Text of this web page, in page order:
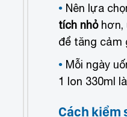
Nên lựa
tích nhỏhơn,
để tăng cảm
Mỗi ngày
1 lon 330ml
Cách kiểm